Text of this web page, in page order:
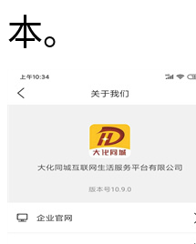
本。